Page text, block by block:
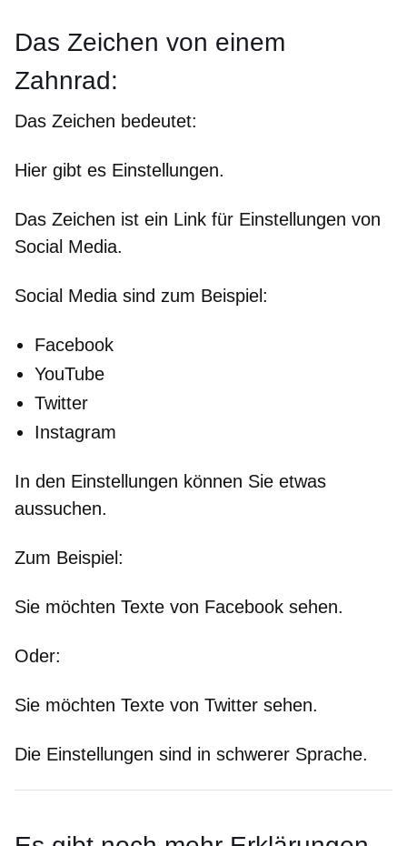
Das Zeichen von einem
Zahnrad:
Das Zeichen bedeutet:
Hier gibt es Einstellungen.
Das Zeichen ist ein Link für Einstellungen von
Social Media.
Social Media sind zum Beispiel:
Facebook
YouTube
Twitter
Instagram
In den Einstellungen können Sie etwas
aussuchen.
Zum Beispiel:
Sie möchten Texte von Facebook sehen.
Oder:
Sie möchten Texte von Twitter sehen.
Die Einstellungen sind in schwerer Sprache.